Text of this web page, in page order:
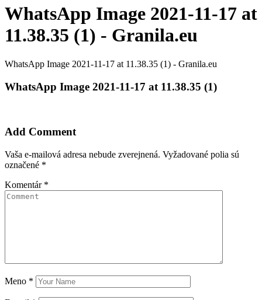
WhatsApp Image 2021-11-17 at
11.38.35 (1) - Granila.eu
WhatsApp Image 2021-11-17 at 11.38.35 (1) - Granila.eu
WhatsApp Image 2021-11-17 at 11.38.35 (1)
Add Comment
Vaša e-mailová adresa nebude zverejnená. Vyžadované polia sú
označené *
Komentár *
Meno *